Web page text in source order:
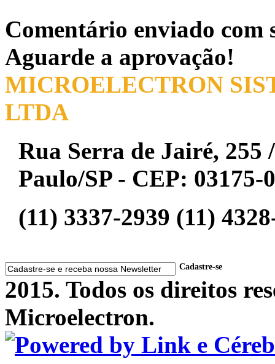
Comentário enviado com
Aguarde a aprovação!
MICROELECTRON
LTDA
Rua Serra de Jairé, 255
Paulo/SP - CEP: 03175-
(11) 3337-2939 (11)
Cadastre-se
2015. Todos os direitos
Microelectron.